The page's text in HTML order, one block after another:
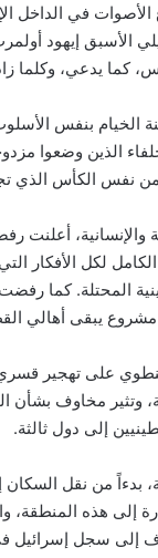
في الداخل
الأسبق إيهود
كما يدعي، وكلما
بنفس
الذين وضعوا
نفس الكأس الذي
أعلنت
لكل الأفكار
المحتلة. كما
يبقى أهالي
على تهجير قسري
وتثير مخاوف
إلى دول ثالثة.
من نقل السكان
إلى هذه المنطقة،
إلى سجل إسرائيل